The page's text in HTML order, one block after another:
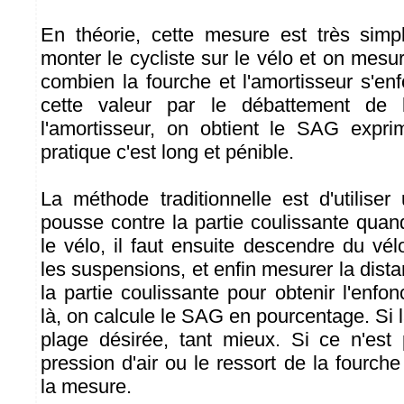
En théorie, cette mesure est très
monter le cycliste sur le vélo et on
combien la fourche et l'amortisseur
cette valeur par le débattement
l'amortisseur, on obtient le SAG
pratique c'est long et pénible.
La méthode traditionnelle est
pousse contre la partie coulissante
le vélo, il faut ensuite descendre du
les suspensions, et enfin mesurer la
la partie coulissante pour obtenir
là, on calcule le SAG en pourcentage. Si
plage désirée, tant mieux. Si ce n'est
pression d'air ou le ressort de la
la mesure.